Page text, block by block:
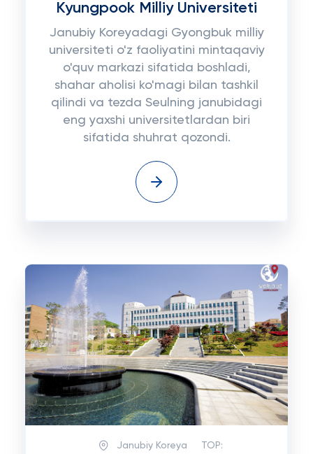
Kyungpook Milliy Universiteti
Janubiy Koreyadagi Gyongbuk milliy
universiteti o'z faoliyatini mintaqaviy
o'quv markazi sifatida boshladi,
shahar aholisi ko'magi bilan tashkil
qilindi va tezda Seulning janubidagi
eng yaxshi universitetlardan biri
sifatida shuhrat qozondi.
Janubiy Koreya TOP: